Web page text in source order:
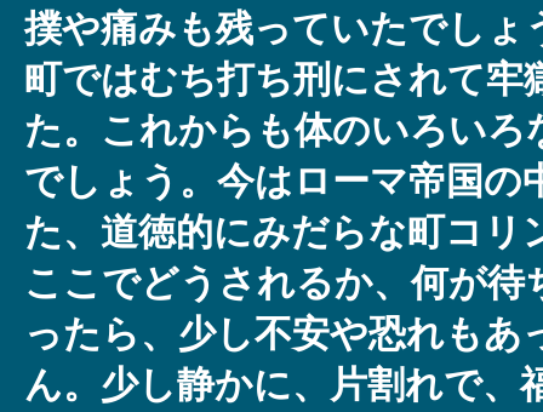
撲や痛みも残っていたでしょ
町ではむち打ち刑にされて牢
た。これからも体のいろいろ
でしょう。今はローマ帝国の
た、道徳的にみだらな町コリ
ここでどうされるか、何が待
ったら、少し不安や恐れもあ
ん。少し静かに、片割れで、